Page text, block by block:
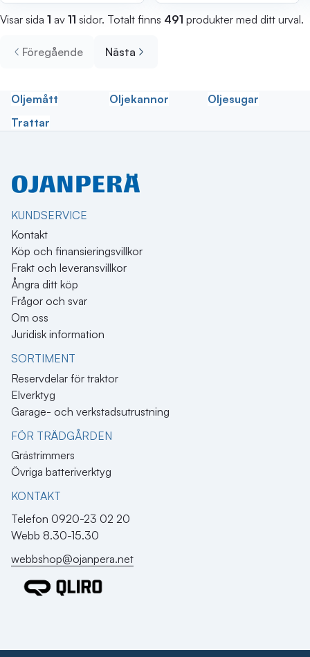
Visar sida 1 av 11 sidor. Totalt finns 491 produkter med ditt urval.
Föregående Nästa
Oljemått Oljekannor
Oljesugar
Trattar
KUNDSERVICE
Kontakt
Köp och finansieringsvillkor
Frakt och leveransvillkor
Ångra ditt köp
Frågor och svar
Om oss
Juridisk information
SORTIMENT
Reservdelar för traktor
Elverktyg
Garage- och verkstadsutrustning
FÖR TRÄDGÅRDEN
Grästrimmers
Övriga batteriverktyg
KONTAKT​
Telefon 0920-23 02 20
Webb 8.30-15.30
webbshop@ojanpera.net